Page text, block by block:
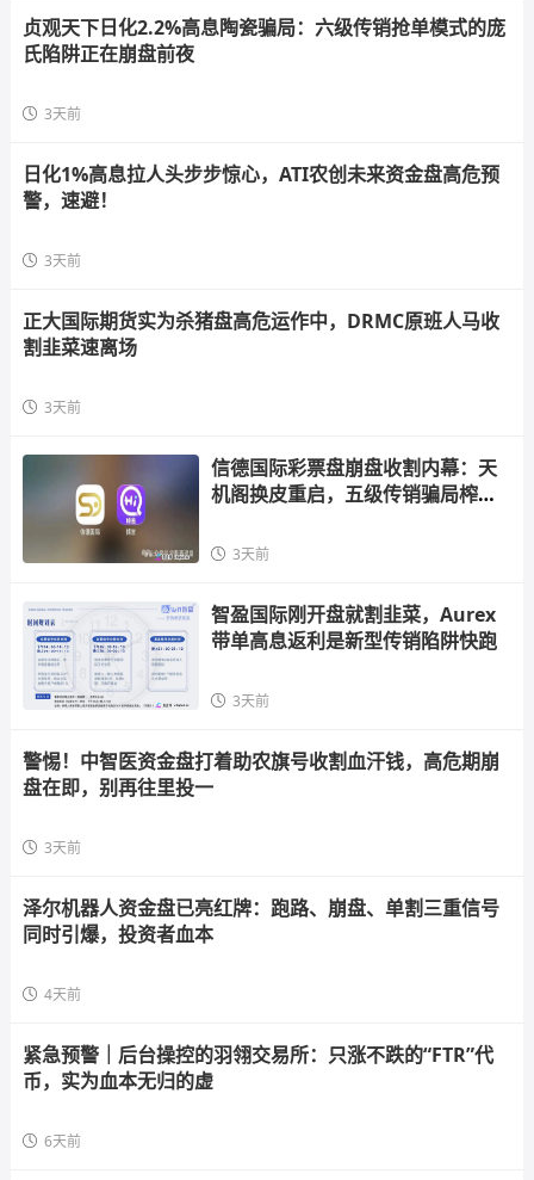
贞观天下日化2.2%高息陶瓷骗局：六级传销抢单模式的庞
氏陷阱正在崩盘前夜
3天前
日化1%高息拉人头步步惊心，ATI农创未来资金盘高危预
警，速避！
3天前
正大国际期货实为杀猪盘高危运作中，DRMC原班人马收
割韭菜速离场
3天前
信德国际彩票盘崩盘收割内幕：天
机阁换皮重启，五级传销骗局榨干
3天前
智盈国际刚开盘就割韭菜，Aurex
带单高息返利是新型传销陷阱快跑
3天前
警惕！中智医资金盘打着助农旗号收割血汗钱，高危期崩
盘在即，别再往里投一
3天前
泽尔机器人资金盘已亮红牌：跑路、崩盘、单割三重信号
同时引爆，投资者血本
4天前
紧急预警｜后台操控的羽翎交易所：只涨不跌的“FTR”代
币，实为血本无归的虚
6天前